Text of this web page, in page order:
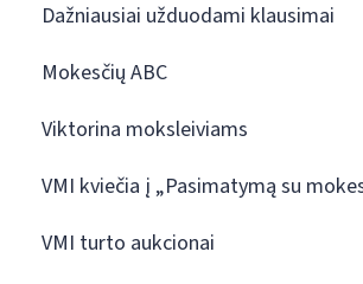
Dažniausiai užduodami klausimai
Mokesčių ABC
Viktorina moksleiviams
VMI kviečia į „Pasimatymą su
VMI turto aukcionai